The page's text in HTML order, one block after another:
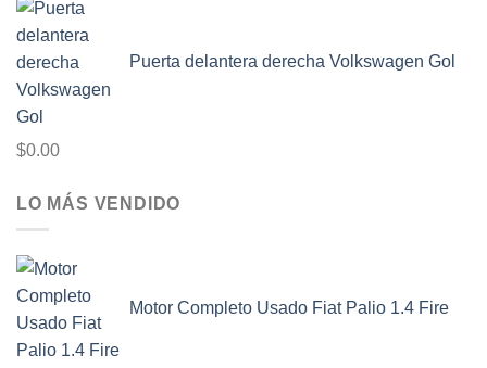
Puerta delantera derecha Volkswagen Gol
$0.00
LO MÁS VENDIDO
Motor Completo Usado Fiat Palio 1.4 Fire